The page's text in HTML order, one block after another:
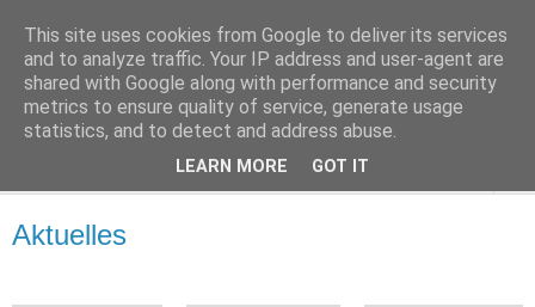
Terre des Langues
Sprachreisen, Auslandspraktika und Schuljahresaufenthalte
Aktuelles
This site uses cookies from Google to deliver its services
and to analyze traffic. Your IP address and user-agent are
shared with Google along with performance and security
metrics to ensure quality of service, generate usage
statistics, and to detect and address abuse.
LEARN MORE GOT IT